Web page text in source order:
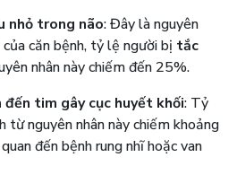
nhỏ trong não: Đây là nguyên
căn bệnh, tỷ lệ người bị tắc
nhân này chiếm đến 25%.
đến tim gây cục huyết khối: Tỷ
từ nguyên nhân này chiếm khoảng
đến bệnh rung nhĩ hoặc van